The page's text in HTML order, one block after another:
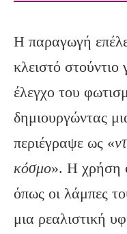
Η παραγωγή
κλειστό στούντιο
έλεγχο του
δημιουργώντας
περιέγραψε ως «
κόσμο». Η χρήση
όπως οι λάμπες
μια ρεαλιστική